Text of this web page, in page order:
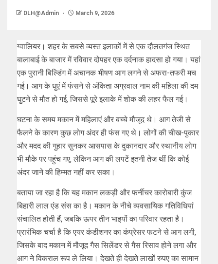
DLH@Admin March 9, 2026
ग्वालियर। शहर के सबसे व्यस्त इलाकों में से एक दौलतगंज स्थित
बालाबाई के बाजार में रविवार दोपहर एक दर्दनाक हादसा हो गया। यहां
एक पुरानी बिल्डिंग में अचानक भीषण आग लगने से अफरा-तफरी मच
गई। आग के धुएं में फंसने से अंकिता अग्रवाल नाम की महिला की दम
घुटने से मौत हो गई, जिससे पूरे इलाके में शोक की लहर फैल गई।
घटना के समय मकान में महिलाएं और बच्चे मौजूद थे। आग तेजी से
फैलने के कारण कुछ लोग अंदर ही फंस गए थे। लोगों की चीख-पुकार
और मदद की गुहार सुनकर आसपास के दुकानदार और स्थानीय लोग
भी मौके पर पहुंच गए, लेकिन आग की लपटें इतनी तेज थीं कि कोई
अंदर जाने की हिम्मत नहीं कर सका।
बताया जा रहा है कि यह मकान लकड़ी और फर्नीचर कारोबारी कुंज
बिहारी लाल एंड संस का है। मकान के नीचे व्यवसायिक गतिविधियां
संचालित होती हैं, जबकि ऊपर तीन भाइयों का परिवार रहता है।
प्रारंभिक चर्चा है कि एयर कंडीशनर का कंप्रेसर फटने से आग लगी,
जिसके बाद मकान में मौजूद गैस सिलेंडर से गैस रिसाव होने लगा और
आग ने विकराल रूप ले लिया। देखते ही देखते लाखों रुपए का सामान